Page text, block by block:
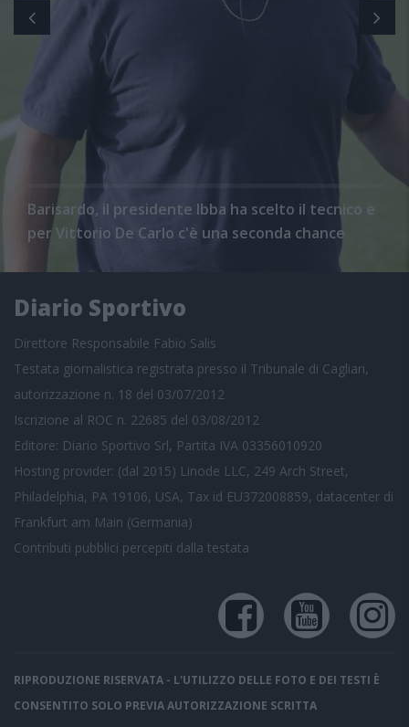
Barisardo, il presidente Ibba ha scelto il tecnico e
per Vittorio De Carlo c'è una seconda chance
Diario Sportivo
Direttore Responsabile Fabio Salis
Testata giornalistica registrata presso il Tribunale di Cagliari,
autorizzazione n. 18 del 03/07/2012
Iscrizione al ROC n. 22685 del 03/08/2012
Editore: Diario Sportivo Srl, Partita IVA 03356010920
Hosting provider: (dal 2015) Linode LLC, 249 Arch Street,
Philadelphia, PA 19106, USA, Tax id EU372008859, datacenter di
Frankfurt am Main (Germania)
Contributi pubblici percepiti dalla testata
RIPRODUZIONE RISERVATA - L'UTILIZZO DELLE FOTO E DEI TESTI È
CONSENTITO SOLO PREVIA AUTORIZZAZIONE SCRITTA